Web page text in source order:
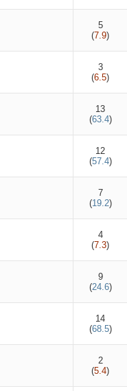
5
(7.9)
3
(6.5)
13
(63.4)
12
(57.4)
7
(19.2)
4
(7.3)
9
(24.6)
14
(68.5)
2
(5.4)